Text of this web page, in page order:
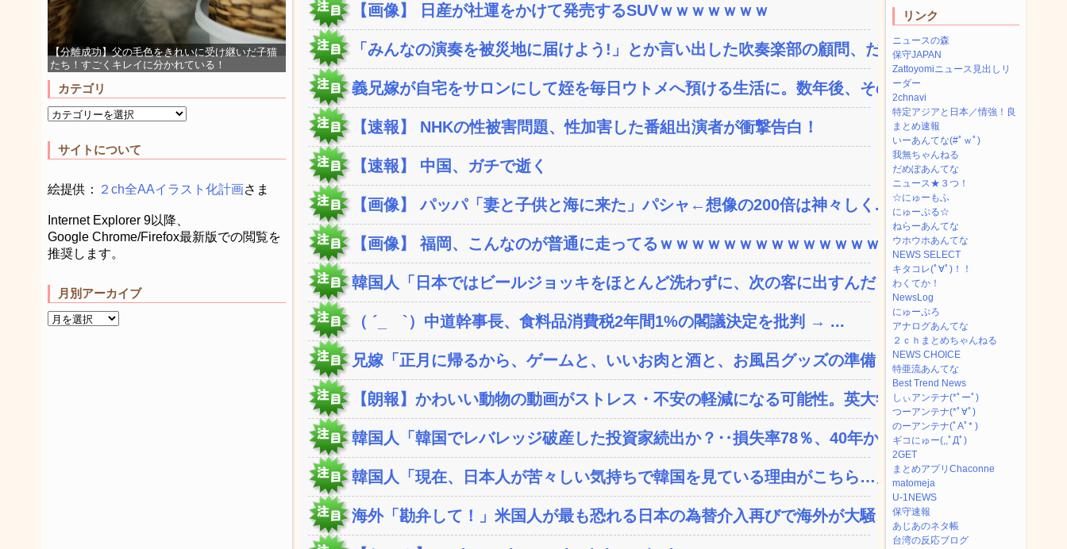
【分離成功】父の毛色をきれいに受け継いだ子猫
たち！すごくキレイに分かれている！
カテゴリ
サイトについて
絵提供： ２ch全AAイラスト化計画さま
Internet Explorer 9以降、
Google Chrome/Firefox最新版での閲覧を
推奨します。
月別アーカイブ
【画像】 日産が社運をかけて発売するSUVｗｗｗｗｗｗｗ
「みんなの演奏を被災地に届けよう!」とか言い出した吹奏楽部の顧問、だが...
義兄嫁が自宅をサロンにして姪を毎日ウトメへ預ける生活に。数年後、そのツ...
【速報】 NHKの性被害問題、性加害した番組出演者が衝撃告白！
【速報】 中国、ガチで逝く
【画像】 パッパ「妻と子供と海に来た」パシャ←想像の200倍は神々しく...
【画像】 福岡、こんなのが普通に走ってるｗｗｗｗｗｗｗｗｗｗｗｗｗｗｗ...
韓国人「日本ではビールジョッキをほとんど洗わずに、次の客に出すんだ！ ...
（ ´_ゝ`）中道幹事長、食料品消費税2年間1%の閣議決定を批判 → ...
兄嫁「正月に帰るから、ゲームと、いいお肉と酒と、お風呂グッズの準備しと...
【朗報】かわいい動物の動画がストレス・不安の軽減になる可能性。英大学の...
韓国人「韓国でレバレッジ破産した投資家続出か？‥損失率78％、40年か...
韓国人「現在、日本人が苦々しい気持ちで韓国を見ている理由がこちら…」→...
海外「勘弁して！」米国人が最も恐れる日本の為替介入再びで海外が大騒ぎ
リンク
ニュースの森
保守JAPAN
Zattoyomiニュース見出しリ
ーダー
2chnavi
特定アジアと日本／情強！良
まとめ速報
いーあんてな(#ﾟｗﾟ)
我無ちゃんねる
だめぽあんてな
ニュース★３つ！
☆にゅーもふ
にゅーぷる☆
ねらーあんてな
ウホウホあんてな
NEWS SELECT
キタコレ(ﾟ∀ﾟ)！！
わくてか！
NewsLog
にゅーぷろ
アナログあんてな
２ｃｈまとめちゃんねる
NEWS CHOICE
特亜流あんてな
Best Trend News
しぃアンテナ(*ﾟーﾟ)
つーアンテナ(*ﾟ∀ﾟ)
のーアンテナ(ﾟAﾟ* )
ギコにゅー(,,ﾟДﾟ)
2GET
まとめアプリChaconne
matomeja
U-1NEWS
保守速報
あじあのネタ帳
台湾の反応ブログ